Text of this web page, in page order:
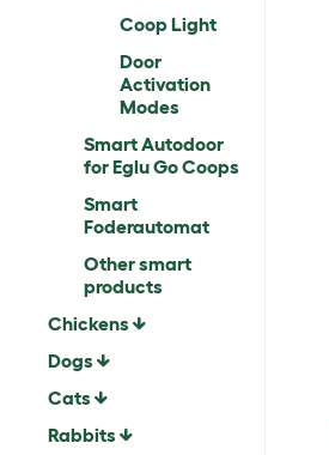
Coop Light
Door
Activation
Modes
Smart Autodoor
for Eglu Go Coops
Smart
Foderautomat
Other smart
products
Chickens
Dogs
Cats
Rabbits